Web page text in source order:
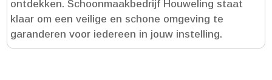
ontdekken.​ Schoonmaakbedrijf Houweling staat
klaar om een veilige en schone omgeving te
garanderen voor iedereen in jouw instelling.​